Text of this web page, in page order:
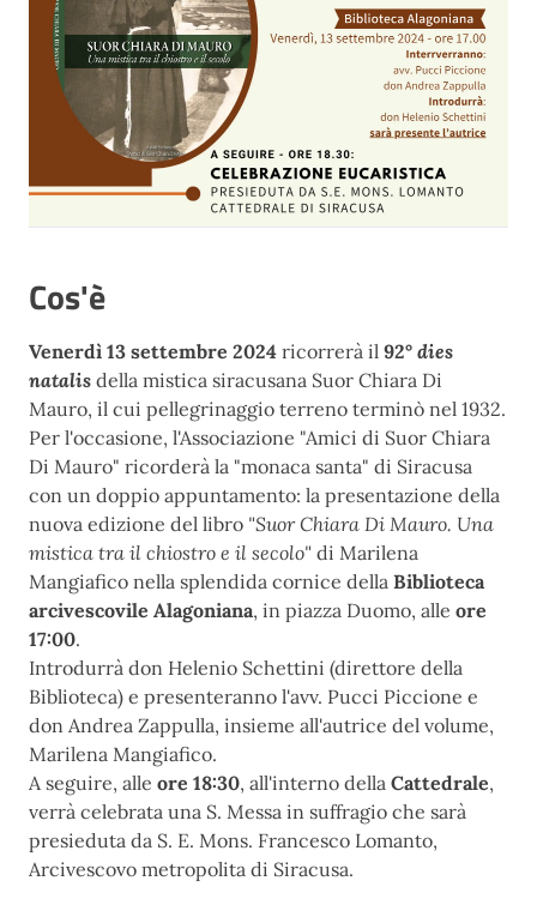
Cos'è
Venerdì 13 settembre 2024 ricorrerà il 92° dies
natalis della mistica siracusana Suor Chiara Di
Mauro, il cui pellegrinaggio terreno terminò nel 1932.
Per l'occasione, l'Associazione "Amici di Suor Chiara
Di Mauro" ricorderà la "monaca santa" di Siracusa
con un doppio appuntamento: la presentazione della
nuova edizione del libro "Suor Chiara Di Mauro. Una
mistica tra il chiostro e il secolo" di Marilena
Mangiafico nella splendida cornice della Biblioteca
arcivescovile Alagoniana, in piazza Duomo, alle ore
17:00.
Introdurrà don Helenio Schettini (direttore della
Biblioteca) e presenteranno l'avv. Pucci Piccione e
don Andrea Zappulla, insieme all'autrice del volume,
Marilena Mangiafico.
A seguire, alle ore 18:30, all'interno della Cattedrale,
verrà celebrata una S. Messa in suffragio che sarà
presieduta da S. E. Mons. Francesco Lomanto,
Arcivescovo metropolita di Siracusa.